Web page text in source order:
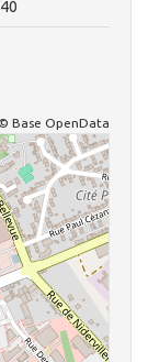
Base OpenData